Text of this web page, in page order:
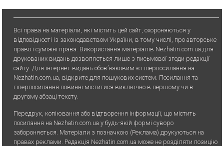
Всі права на матеріали, які містить цей сайт, охороняються у
відповідності із законодавством України, в тому числі, про авторське
право і суміжні права. Використання матерiалiв Nezhatin.com.ua для
друкованих видань дозволяється лише з письмової згоди редакції
сайту. Для iнтернет-видань обов’язковим є гiперпосилання на
Nezhatin.com.ua, відкрите для пошукових систем. Посилання та
гіперпосилання повинні міститися виключно в першому чи в
другому абзаці тексту.
Передрук, копiювання або вiдтворення iнформацiї, що мiстить
посилання на Nezhatin.com.ua у будь-якiй формi суворо
забороняється. Матеріали з позначкою (Реклама) друкуються на
правах реклами. Редакція Nezhatin.com.ua може не розділяти позицію